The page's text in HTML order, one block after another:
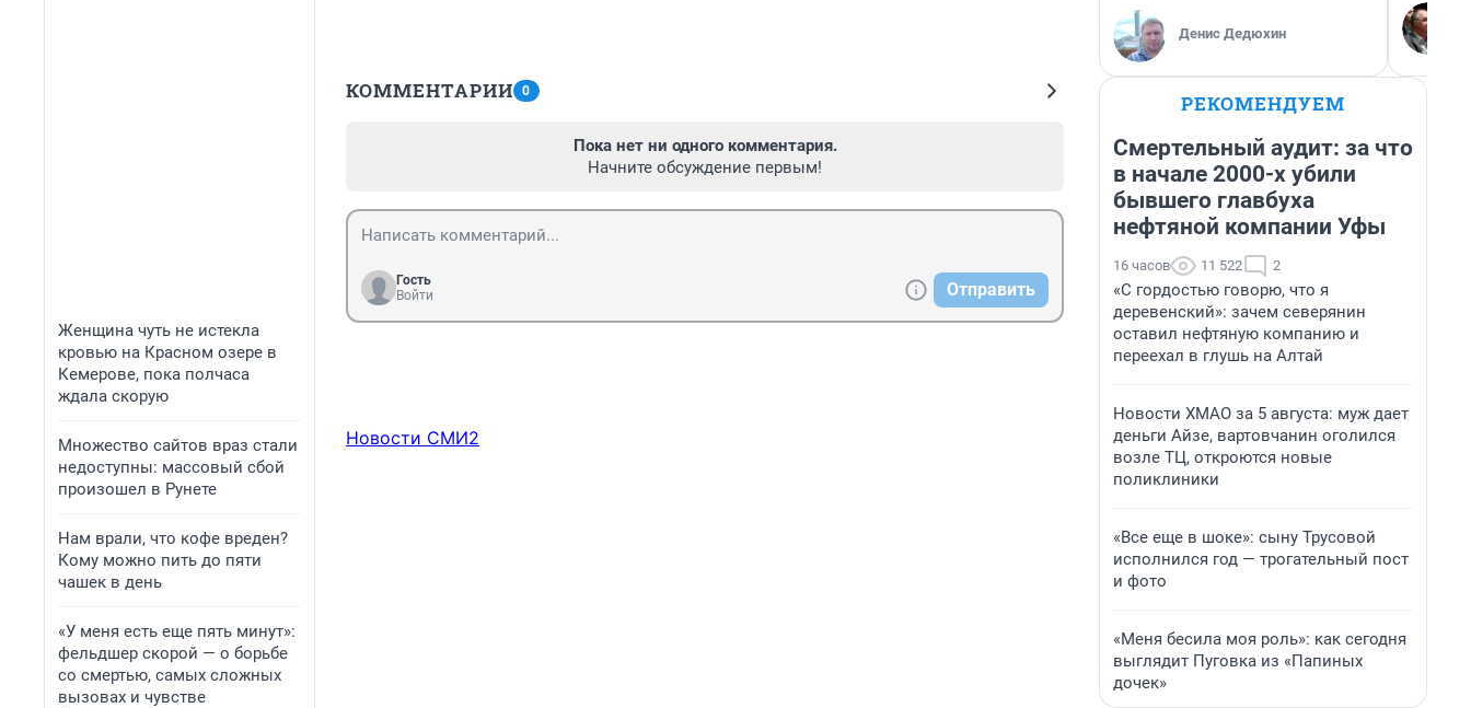
Женщина чуть не истекла
кровью на Красном озере в
Кемерове, пока полчаса
ждала скорую
Множество сайтов враз стали
недоступны: массовый сбой
произошел в Рунете
Нам врали, что кофе вреден?
Кому можно пить до пяти
чашек в день
«У меня есть еще пять минут»:
фельдшер скорой — о борьбе
со смертью, самых сложных
вызовах и чувстве
КОММЕНТАРИИ 0
Пока нет ни одного комментария.
Начните обсуждение первым!
Гость
Войти
Отправить
Новости СМИ2
Денис Дедюхин
РЕКОМЕНДУЕМ
Смертельный аудит: за что
в начале 2000-х убили
бывшего главбуха
нефтяной компании Уфы
16 часов 11 522 2
«С гордостью говорю, что я
деревенский»: зачем северянин
оставил нефтяную компанию и
переехал в глушь на Алтай
Новости ХМАО за 5 августа: муж дает
деньги Айзе, вартовчанин оголился
возле ТЦ, откроются новые
поликлиники
«Все еще в шоке»: сыну Трусовой
исполнился год — трогательный пост
и фото
«Меня бесила моя роль»: как сегодня
выглядит Пуговка из «Папиных
дочек»